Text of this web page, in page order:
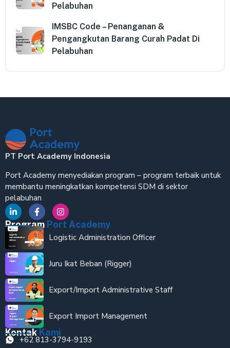
Pelabuhan
IMSBC Code – Penanganan &
Pengangkutan Barang Curah Padat Di
Pelabuhan
PT Port Academy Indonesia
Port Academy menyediakan program – program terbaik untuk
membantu meningkatkan kompetensi SDM di sektor
pelabuhan
Program Port Academy
Logistic Administration Officer
Juru Ikat Beban (Rigger)
Export/Import Administrative Staff
Export Import Management
Kontak Kami
+62 813-3794-9193